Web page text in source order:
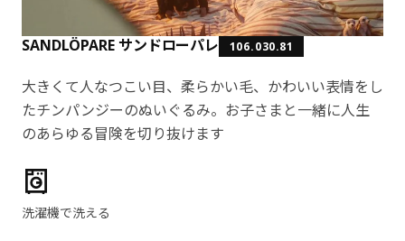
SANDLÖPARE サンドローパレ 106.030.81
大きくて人なつこい目、柔らかい毛、かわいい表情をし
たチンパンジーのぬいぐるみ。お子さまと一緒に人生
のあらゆる冒険を切り抜けます
製品の特徴
洗濯機で洗える